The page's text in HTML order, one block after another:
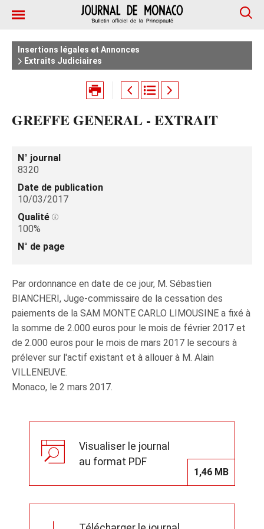
Insertions légales et Annonces
Extraits Judiciaires
GREFFE GENERAL - EXTRAIT
N° journal
8320
Date de publication
10/03/2017
Qualité
100%
N° de page
Par ordonnance en date de ce jour, M. Sébastien
BIANCHERI, Juge-commissaire de la cessation des
paiements de la SAM MONTE CARLO LIMOUSINE a fixé à
la somme de 2.000 euros pour le mois de février 2017 et
de 2.000 euros pour le mois de mars 2017 le secours à
prélever sur l'actif existant et à allouer à M. Alain
VILLENEUVE.
Monaco, le 2 mars 2017.
Visualiser le journal
au format PDF
1,46 MB